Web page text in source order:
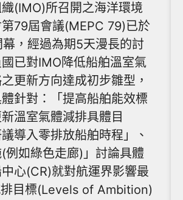
(IMO)所召開之海洋環境
79屆會議(MEPC 79)已於
幕，經過為期5天漫長的討
已對IMO降低船舶溫室氣
更新方向達成初步雛型，
針對：「提高船舶能效標
溫室氣體減排具體目
導入零排放船舶時程」、
(例如綠色走廊)」討論具體
心(CR)就對航運界影響最
目標(Levels of Ambition)